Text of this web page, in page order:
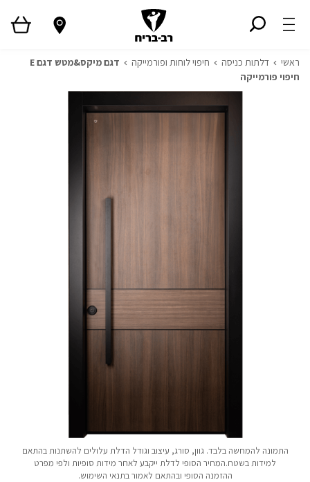
ראשי דלתות כניסה חיפוי לוחות ופורמייקה
דגם מיקס&מטש דגם E
חיפוי פורמייקה
התמונה להמחשה בלבד.גוון, סורג, עיצוב וגודל הדלת עלולים להשתנות בהתאם
למידות בשטח.המחיר הסופי לדלת ייקבע לאחר מידות סופיות ולפי מפרט
ההזמנה הסופי ובהתאם לאמור בתנאי השימוש.